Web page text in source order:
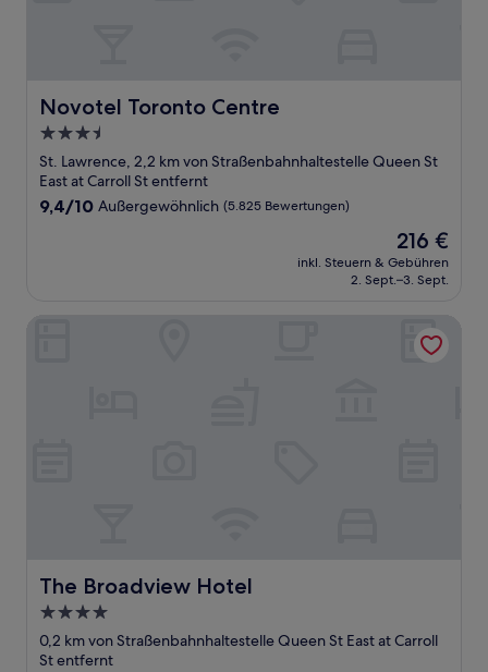
Novotel Toronto Centre
Novotel Toronto Centre
3.5-
Sterne-
Unterkunft
St. Lawrence, 2,2 km von Straßenbahnhaltestelle Queen St
East at Carroll St entfernt
9.4
9,4/10 Außergewöhnlich (5.825 Bewertungen)
Der
Preis
beträgt
216 €
inkl. Steuern & Gebühren
2. Sept.–3. Sept.
The Broadview Hotel
The Broadview Hotel
4.0-
Sterne-
Unterkunft
0,2 km von Straßenbahnhaltestelle Queen St East at Carroll
St entfernt